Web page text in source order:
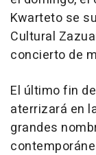
Kwarteto se
Cultural
concierto de
El último fin
aterrizará en
grandes